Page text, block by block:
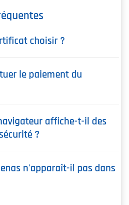
choisir ?
le paiement du
affiche-t-il des
?
n'apparaît-il pas dans